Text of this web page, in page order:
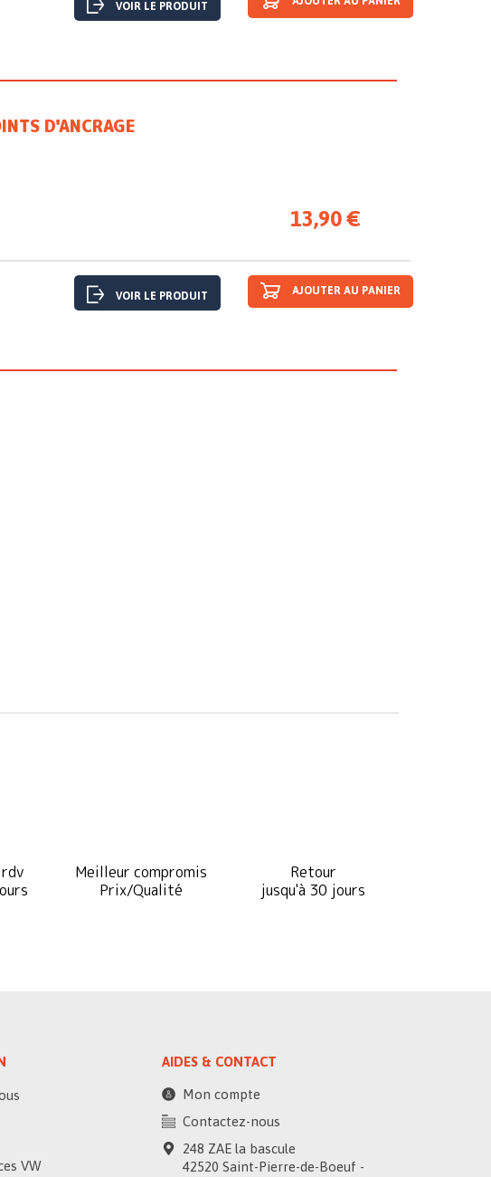
VOIR LE PRODUIT
D'ANCRAGE
13,90 €
VOIR LE PRODUIT AJOUTER AU PANIER
Meilleur compromis
Prix/Qualité
Retour
jusqu'à 30 jours
VW
AIDES & CONTACT
Mon compte
Contactez-nous
248 ZAE la bascule
42520 Saint-Pierre-de-Boeuf -